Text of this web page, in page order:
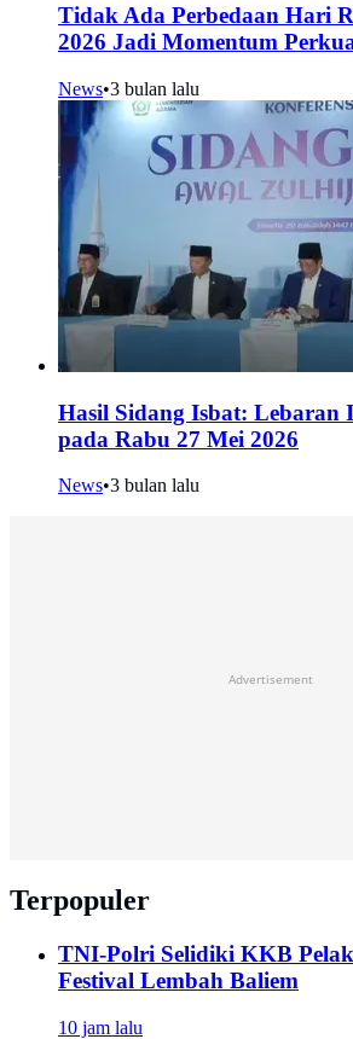
Tidak Ada Perbedaan Hari
2026 Jadi Momentum
News•3 bulan lalu
Hasil Sidang Isbat: Lebaran
pada Rabu 27 Mei 2026
News•3 bulan lalu
Advertisement
Terpopuler
TNI-Polri Selidiki KKB
Festival Lembah Baliem
10 jam lalu